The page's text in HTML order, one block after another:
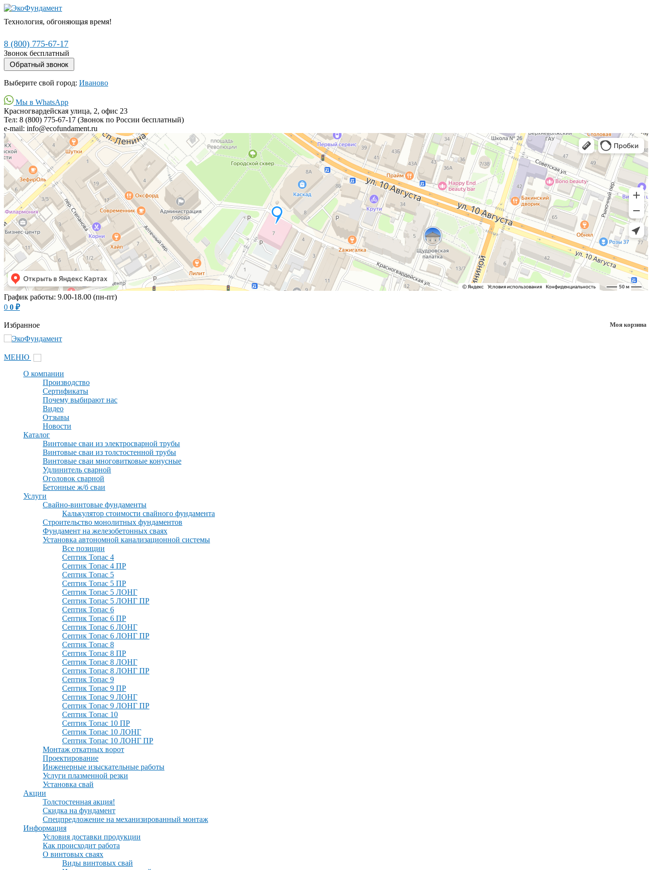
Технология, обгоняющая время!
8 (800) 775-67-17
Звонок бесплатный
Выберите свой город: Иваново
Мы в WhatsApp
Красногвардейская улица, 2, офис 23
Тел: 8 (800) 775-67-17 (Звонок по России бесплатный)
e-mail: info@ecofundament.ru
График работы: 9.00-18.00 (пн-пт)
0 0 ₽
Моя корзина
Избранное
МЕНЮ
О компании
Производство
Сертификаты
Почему выбирают нас
Видео
Отзывы
Новости
Каталог
Винтовые сваи из электросварной трубы
Винтовые сваи из толстостенной трубы
Винтовые сваи многовитковые конусные
Удлинитель сварной
Оголовок сварной
Бетонные ж/б сваи
Услуги
Свайно-винтовые фундаменты
Калькулятор стоимости свайного фундамента
Строительство монолитных фундаментов
Фундамент на железобетонных сваях
Установка автономной канализационной системы
Все позиции
Септик Топас 4
Септик Топас 4 ПР
Септик Топас 5
Септик Топас 5 ПР
Септик Топас 5 ЛОНГ
Септик Топас 5 ЛОНГ ПР
Септик Топас 6
Септик Топас 6 ПР
Септик Топас 6 ЛОНГ
Септик Топас 6 ЛОНГ ПР
Септик Топас 8
Септик Топас 8 ПР
Септик Топас 8 ЛОНГ
Септик Топас 8 ЛОНГ ПР
Септик Топас 9
Септик Топас 9 ПР
Септик Топас 9 ЛОНГ
Септик Топас 9 ЛОНГ ПР
Септик Топас 10
Септик Топас 10 ПР
Септик Топас 10 ЛОНГ
Септик Топас 10 ЛОНГ ПР
Монтаж откатных ворот
Проектирование
Инженерные изыскательные работы
Услуги плазменной резки
Установка свай
Акции
Толстостенная акция!
Скидка на фундамент
Спецпредложение на механизированный монтаж
Информация
Условия доставки продукции
Как происходит работа
О винтовых сваях
Виды винтовых свай